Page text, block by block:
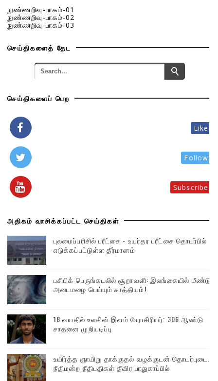
நுண்ணறிவு-பாகம்-01
நுண்ணறிவு-பாகம்-02
நுண்ணறிவு-பாகம்-03
செய்திகளைத் தேட
செய்திகளைப் பெற
Like
Follow
Subscribe
அதிகம் வாசிக்கப்பட்ட செய்திகள்
புலமைப்பரிசில் பரீட்சை - உயர்தர பரீட்சை தொடர்பில்
எடுக்கப்பட்டுள்ள தீர்மானம்
பசிபிக் பெருங்கடலில் சூறாவளி: இலங்கையில் மீண்டும்
அடைமழை பெய்யும் சாத்தியம்!
18 வயதில் உலகின் இளம் பேராசிரியர்: 306 ஆண்டு
சாதனை முறியடிப்பு
உயிர்த்த ஞாயிறு தாக்குதல் வழக்குடன் தொடர்புடைய
நீதிமன்ற நீதிபதிகள் தீவிர பாதுகாப்பில்